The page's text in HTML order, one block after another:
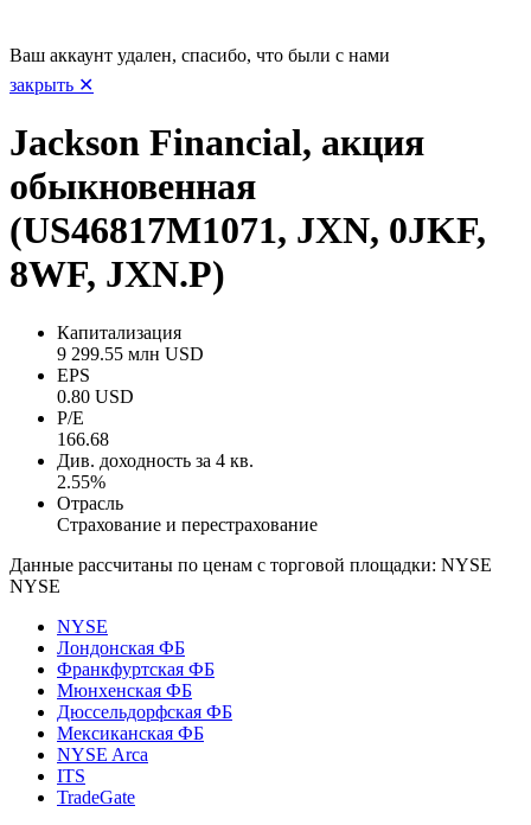
Ваш аккаунт удален, спасибо, что были с нами
закрыть ✕
Jackson Financial, акция
обыкновенная
(US46817M1071, JXN, 0JKF,
8WF, JXN.P)
Капитализация
9 299.55 млн USD
EPS
0.80 USD
P/E
166.68
Див. доходность за 4 кв.
2.55%
Отрасль
Страхование и перестрахование
Данные рассчитаны по ценам с торговой площадки: NYSE
NYSE
NYSE
Лондонская ФБ
Франкфуртская ФБ
Мюнхенская ФБ
Дюссельдорфская ФБ
Мексиканская ФБ
NYSE Arca
ITS
TradeGate